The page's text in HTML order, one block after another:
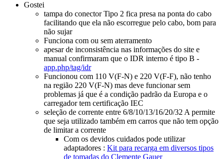
Gostei
tampa do conectorTipo 2 fica presa na ponta do cabo
facilitando que ela não escorregue pelo cabo, bom para
não sujar
Funciona com ou sem aterramento
apesar de inconsistência nas informações do site e
manual confirmaram que o IDR interno é tipo B -
app.php/tag/idr
Funcionou com 110 V(F-N) e 220 V(F-F), não tenho
na região 220 V(F-N) mas deve funcionar sem
problemas já que é a condição padrão da Europa e o
carregador tem certificação IEC
seleção de corrente entre 6/8/10/13/16/20/32 A permite
que seja utilizado também em carros que não tem opção
de limitar a corrente
Com os devidos cuidados pode utilizar
adaptadores : Kit para recarga em diversos tipos
de tomadas do Clemente Gauer